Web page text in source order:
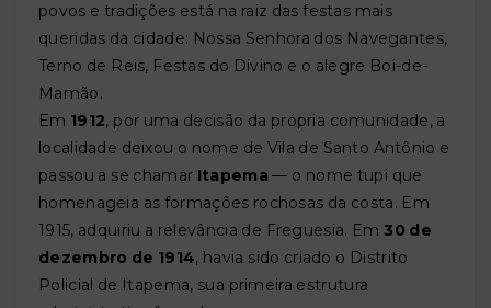
povos e tradições está na raiz das festas mais
queridas da cidade: Nossa Senhora dos Navegantes,
Terno de Reis, Festas do Divino e o alegre Boi-de-
Mamão.
Em 1912, por uma decisão da própria comunidade, a
localidade deixou o nome de Vila de Santo Antônio e
passou a se chamar Itapema — o nome tupi que
homenageia as formações rochosas da costa. Em
1915, adquiriu a relevância de Freguesia. Em 30 de
dezembro de 1914, havia sido criado o Distrito
Policial de Itapema, sua primeira estrutura